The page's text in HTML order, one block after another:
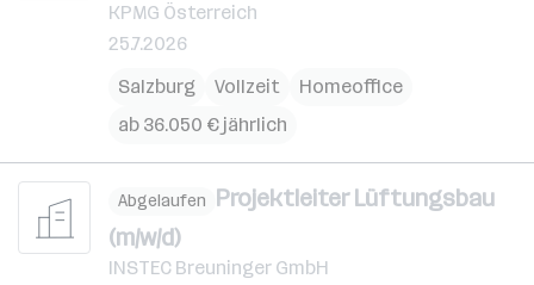
KPMG Österreich
25.7.2026
Salzburg
Vollzeit
Homeoffice
ab 36.050 € jährlich
Abgelaufen Projektleiter Lüftungsbau
(m/w/d)
INSTEC Breuninger GmbH